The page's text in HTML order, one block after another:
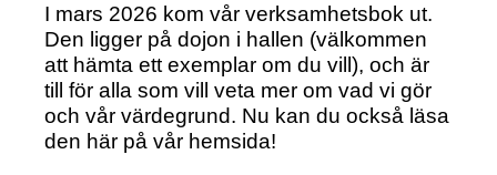
I mars 2026 kom vår verksamhetsbok ut.
Den ligger på dojon i hallen (välkommen
att hämta ett exemplar om du vill), och är
till för alla som vill veta mer om vad vi gör
och vår värdegrund. Nu kan du också läsa
den här på vår hemsida!